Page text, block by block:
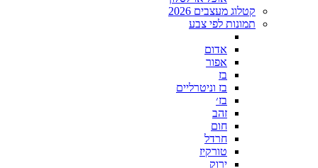
קטלוג מעצבים 2026
תמונות לפי צבע
אדום
אפור
בז
בז וניטרליים
בז׳
זהב
חום
חרדל
טורקיז
ירוק